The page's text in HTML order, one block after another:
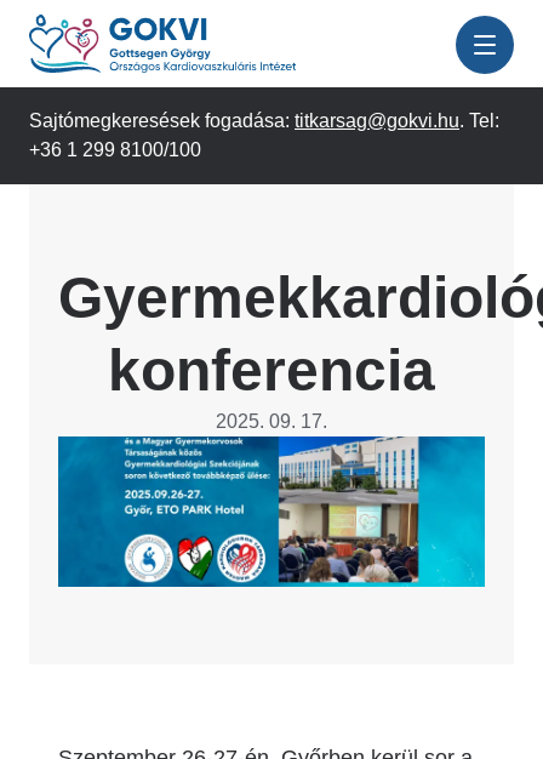
Ugrás
tartalomra
Sajtómegkeresések fogadása: titkarsag@gokvi.hu. Tel:
+36 1 299 8100/100
konferencia
2025. 09. 17.